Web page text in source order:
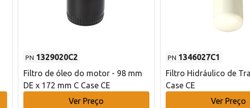
PN 1329020C2
Filtro de óleo do motor - 98 mm
DE x 172 mm C Case CE
Ver Preço
PN 1346027C1
Filtro Hidráulico de
Case CE
Ver Preço